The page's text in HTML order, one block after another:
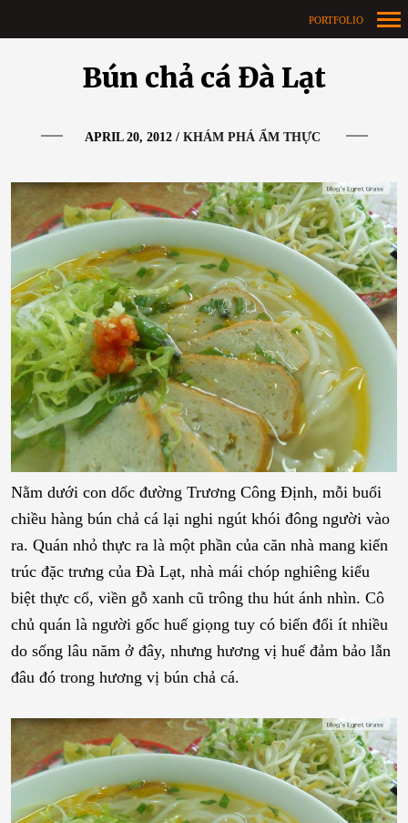
Navigation
PORTFOLIO
Bún chả cá Đà Lạt
APRIL 20, 2012/ KHÁM PHÁ ẨM THỰC
Nằm dưới con dốc đường Trương Công Định, mỗi buổi
chiều hàng bún chả cá lại nghi ngút khói đông người vào
ra. Quán nhỏ thực ra là một phần của căn nhà mang kiến
trúc đặc trưng của Đà Lạt, nhà mái chóp nghiêng kiểu
biệt thực cổ, viền gỗ xanh cũ trông thu hút ánh nhìn. Cô
chủ quán là người gốc huế giọng tuy có biến đổi ít nhiều
do sống lâu năm ở đây, nhưng hương vị huế đảm bảo lẫn
đâu đó trong hương vị bún chả cá.